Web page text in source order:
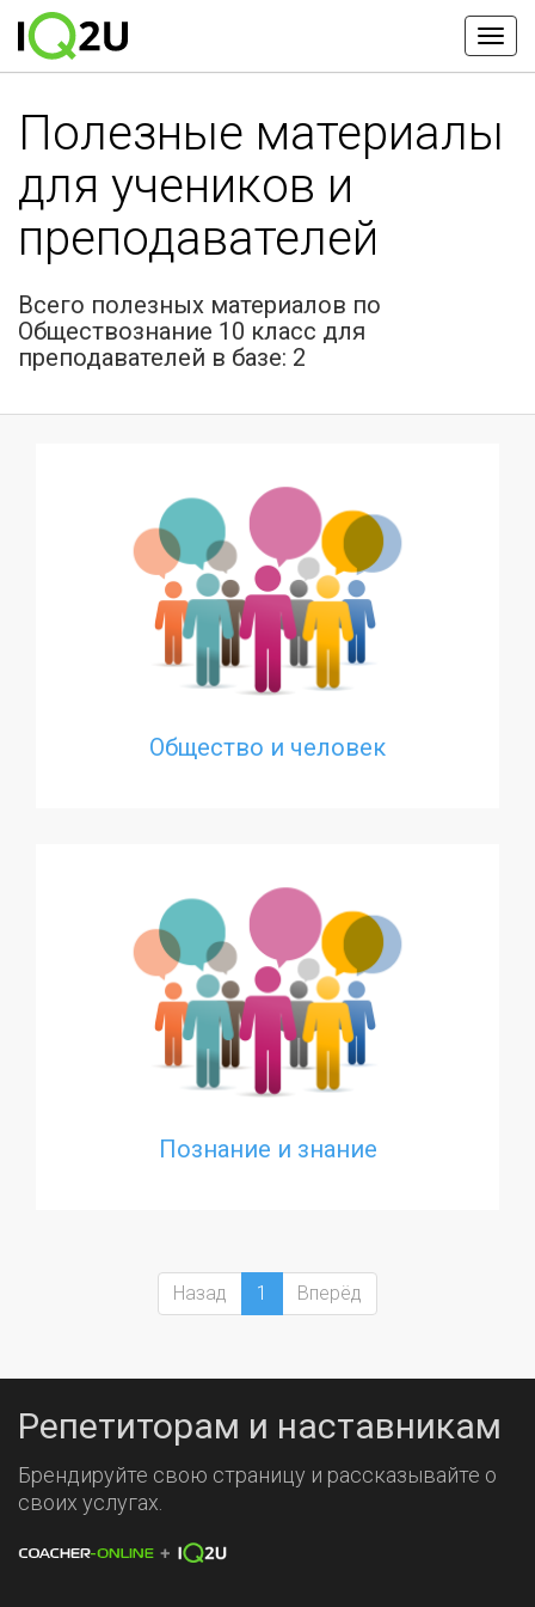
Полезные материалы
для учеников и
преподавателей
Всего полезных материалов по
Обществознание 10 класс для
преподавателей в базе: 2
Общество и человек
Познание и знание
Назад 1 Вперёд
Репетиторам и наставникам
Брендируйте свою страницу и рассказывайте о
своих услугах.